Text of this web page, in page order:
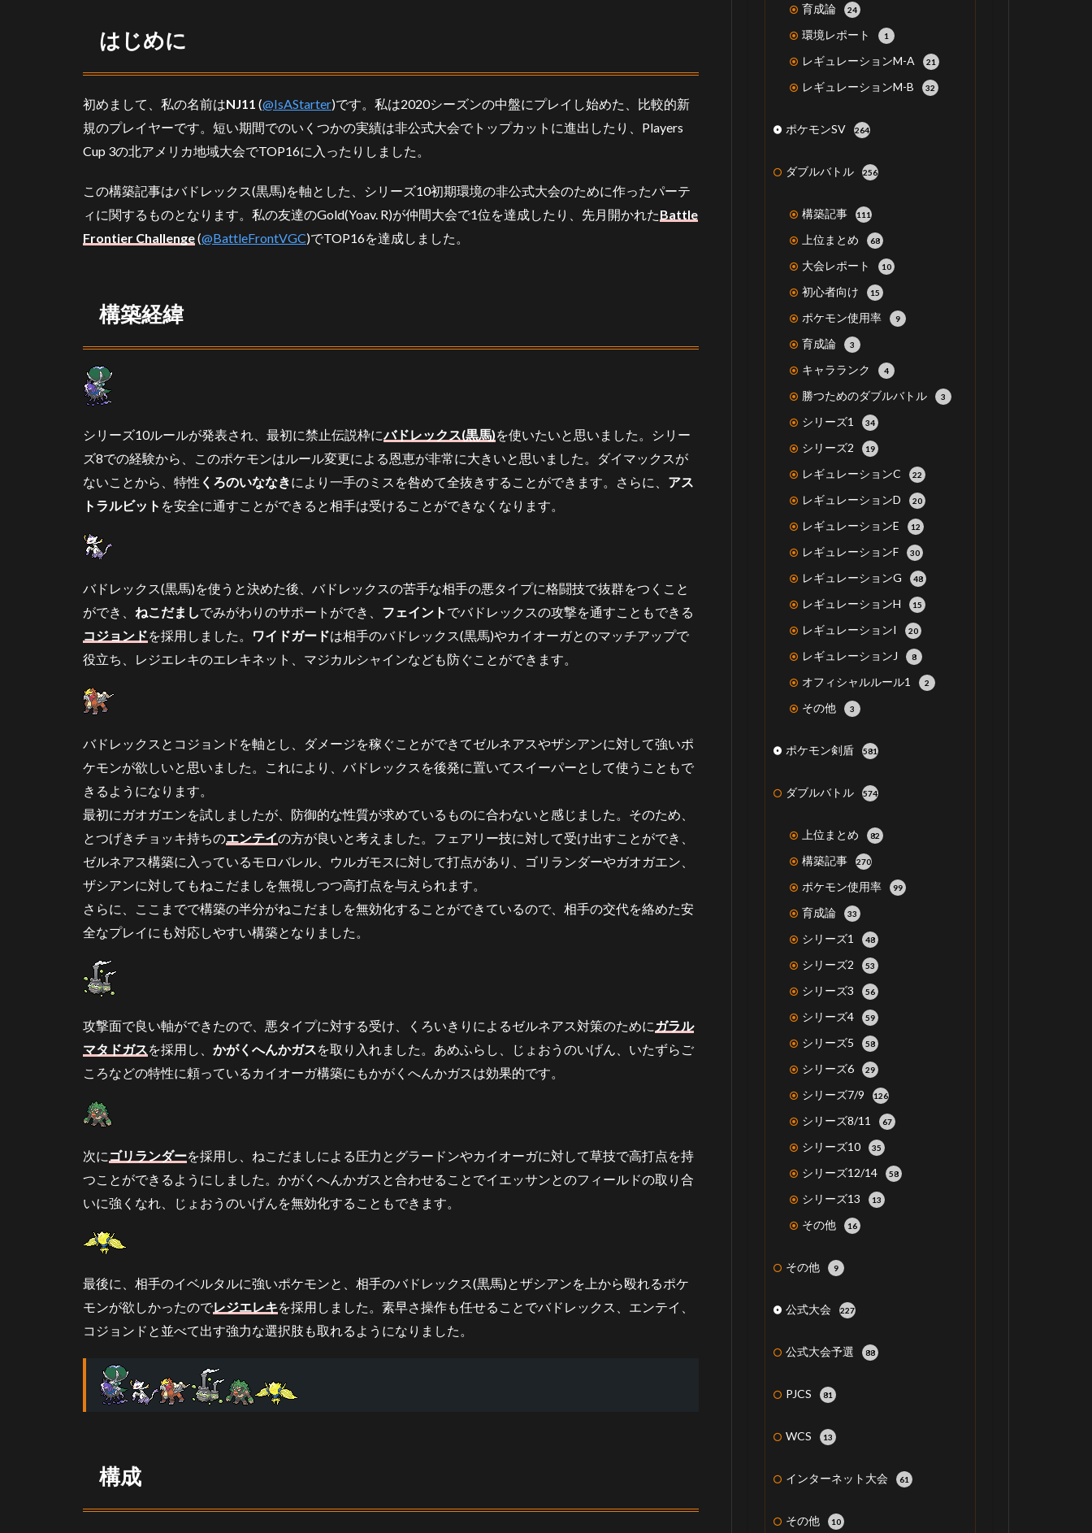
に
築
経
緯
構
バド
(黒馬)
3.2
コジ
ガラ
タド
ガス
3.4
テイ
ゴリ
ラン
3.6
エレ
選
出
と
立
ち
回
り
4.1
対バ
ック
馬)
対ゼ
ルネ
アス
4.3
シア
4.4
対カ
イオ
4.5
ラー
4.6
リッ
クル
ーム
ご
はじめに
初めまして、私の名前はNJ11 (@IsAStarter)です。私は2020シーズンの中盤にプレイし始めた、比較的新
規のプレイヤーです。短い期間でのいくつかの実績は非公式大会でトップカットに進出したり、Players
Cup 3の北アメリカ地域大会でTOP16に入ったりしました。
この構築記事はバドレックス(黒馬)を軸とした、シリーズ10初期環境の非公式大会のために作ったパーテ
ィに関するものとなります。私の友達のGold(Yoav. R)が仲間大会で1位を達成したり、先月開かれたBattle
Frontier Challenge(@BattleFrontVGC)でTOP16を達成しました。
構築経緯
シリーズ10ルールが発表され、最初に禁止伝説枠にバドレックス(黒馬)を使いたいと思いました。シリー
ズ8での経験から、このポケモンはルール変更による恩恵が非常に大きいと思いました。ダイマックスが
ないことから、特性 くろのいななきにより一手のミスを咎めて全抜きすることができます。さらに、 アス
トラルビット を安全に通すことができると相手は受けることができなくなります。
バドレックス(黒馬)を使うと決めた後、バドレックスの苦手な相手の悪タイプに格闘技で抜群をつくこと
ができ、 ねこだましでみがわりのサポートができ、 フェイント でバドレックスの攻撃を通すこともできる
コジョンドを採用しました。 ワイドガードは相手のバドレックス(黒馬)やカイオーガとのマッチアップで
役立ち、レジエレキのエレキネット、マジカルシャインなども防ぐことができます。
バドレックスとコジョンドを軸とし、ダメージを稼ぐことができてゼルネアスやザシアンに対して強いポ
ケモンが欲しいと思いました。これにより、バドレックスを後発に置いてスイーパーとして使うこともで
きるようになります。
最初にガオガエンを試しましたが、防御的な性質が求めているものに合わないと感じました。そのため、
とつげきチョッキ持ちのエンテイの方が良いと考えました。フェアリー技に対して受け出すことができ、
ゼルネアス構築に入っているモロバレル、ウルガモスに対して打点があり、ゴリランダーやガオガエン、
ザシアンに対してもねこだましを無視しつつ高打点を与えられます。
さらに、ここまでで構築の半分がねこだましを無効化することができているので、相手の交代を絡めた安
全なプレイにも対応しやすい構築となりました。
攻撃面で良い軸ができたので、悪タイプに対する受け、くろいきりによるゼルネアス対策のために ガラル
マタドガスを採用し、 かがくへんかガスを取り入れました。あめふらし、じょおうのいげん、いたずらご
ころなどの特性に頼っているカイオーガ構築にもかがくへんかガスは効果的です。
次に ゴリランダーを採用し、ねこだましによる圧力とグラードンやカイオーガに対して草技で高打点を持
つことができるようにしました。かがくへんかガスと合わせることでイエッサンとのフィールドの取り合
いに強くなれ、じょおうのいげんを無効化することもできます。
最後に、相手のイベルタルに強いポケモンと、相手のバドレックス(黒馬)とザシアンを上から殴れるポケ
モンが欲しかったのでレジエレキを採用しました。素早さ操作も任せることでバドレックス、エンテイ、
コジョンドと並べて出す強力な選択肢も取れるようになりました。
構成
育成論 24
環境レポート 1
レギュレーションM-A 21
レギュレーションM-B 32
ポケモンSV 264
ダブルバトル 256
構築記事 111
上位まとめ 68
大会レポート 10
初心者向け 15
ポケモン使用率 9
育成論 3
キャラランク 4
勝つためのダブルバトル 3
シリーズ1 34
シリーズ2 19
レギュレーションC 22
レギュレーションD 20
レギュレーションE 12
レギュレーションF 30
レギュレーションG 48
レギュレーションH 15
レギュレーションI 20
レギュレーションJ 8
オフィシャルルール1 2
その他 3
ポケモン剣盾 581
ダブルバトル 574
上位まとめ 82
構築記事 270
ポケモン使用率 99
育成論 33
シリーズ1 48
シリーズ2 53
シリーズ3 56
シリーズ4 59
シリーズ5 58
シリーズ6 29
シリーズ7/9 126
シリーズ8/11 67
シリーズ10 35
シリーズ12/14 58
シリーズ13 13
その他 16
その他 9
公式大会 227
公式大会予選 88
PJCS 81
WCS 13
インターネット大会 61
その他 10